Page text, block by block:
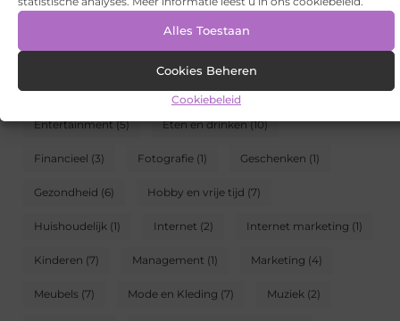
Alles Toestaan
Cookies Beheren
Cookiebeleid
Electronica en Computers(7) Energie(6)
Entertainment(5) Eten en drinken(10)
Financieel (3) Fotografie (1) Geschenken (1)
Gezondheid (6) Hobby en vrije tijd (7)
Huishoudelijk (1) Internet (2) Internet marketing (1)
Kinderen (7) Management (1) Marketing (4)
Meubels (7) Mode en Kleding (7) Muziek (2)